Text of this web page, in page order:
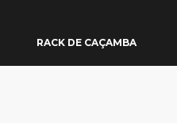
RACK DE CAÇAMBA